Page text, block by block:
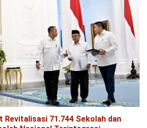
Revitalisasi 71.744 Sekolah dan